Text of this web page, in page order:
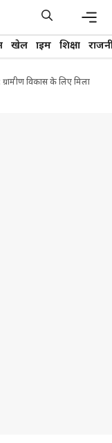
खेल क्राइम शिक्षा
विकास के लिए मिला